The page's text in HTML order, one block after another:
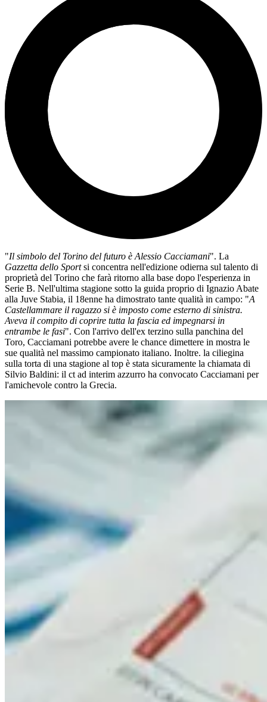
"Il simbolo del Torino del futuro è Alessio Cacciamani". La
Gazzetta dello Sportsi concentra nell'edizione odierna sul talento di
proprietà del Torino che farà ritorno alla base dopo l'esperienza in
Serie B. Nell'ultima stagione sotto la guida proprio di Ignazio Abate
alla Juve Stabia, il 18enne ha dimostrato tante qualità in campo: "A
Castellammare il ragazzo si è imposto come esterno di sinistra.
Aveva il compito di coprire tutta la fascia ed impegnarsi in
entrambe le fasi". Con l'arrivo dell'ex terzino sulla panchina del
Toro, Cacciamani potrebbe avere le chance dimettere in mostra le
sue qualità nel massimo campionato italiano. Inoltre. la ciliegina
sulla torta di una stagione al top è stata sicuramente la chiamata di
Silvio Baldini: il ct ad interim azzurro ha convocato Cacciamani per
l'amichevole contro la Grecia.